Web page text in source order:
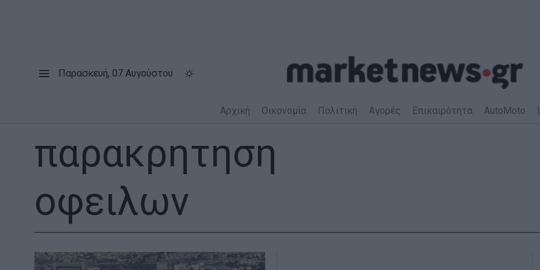
Παρασκευή, 07 Αυγούστου
Αρχική Οικονομία Πολιτική Αγορές Επικαιρότητα AutoMoto
παρακρητηση
οφειλων